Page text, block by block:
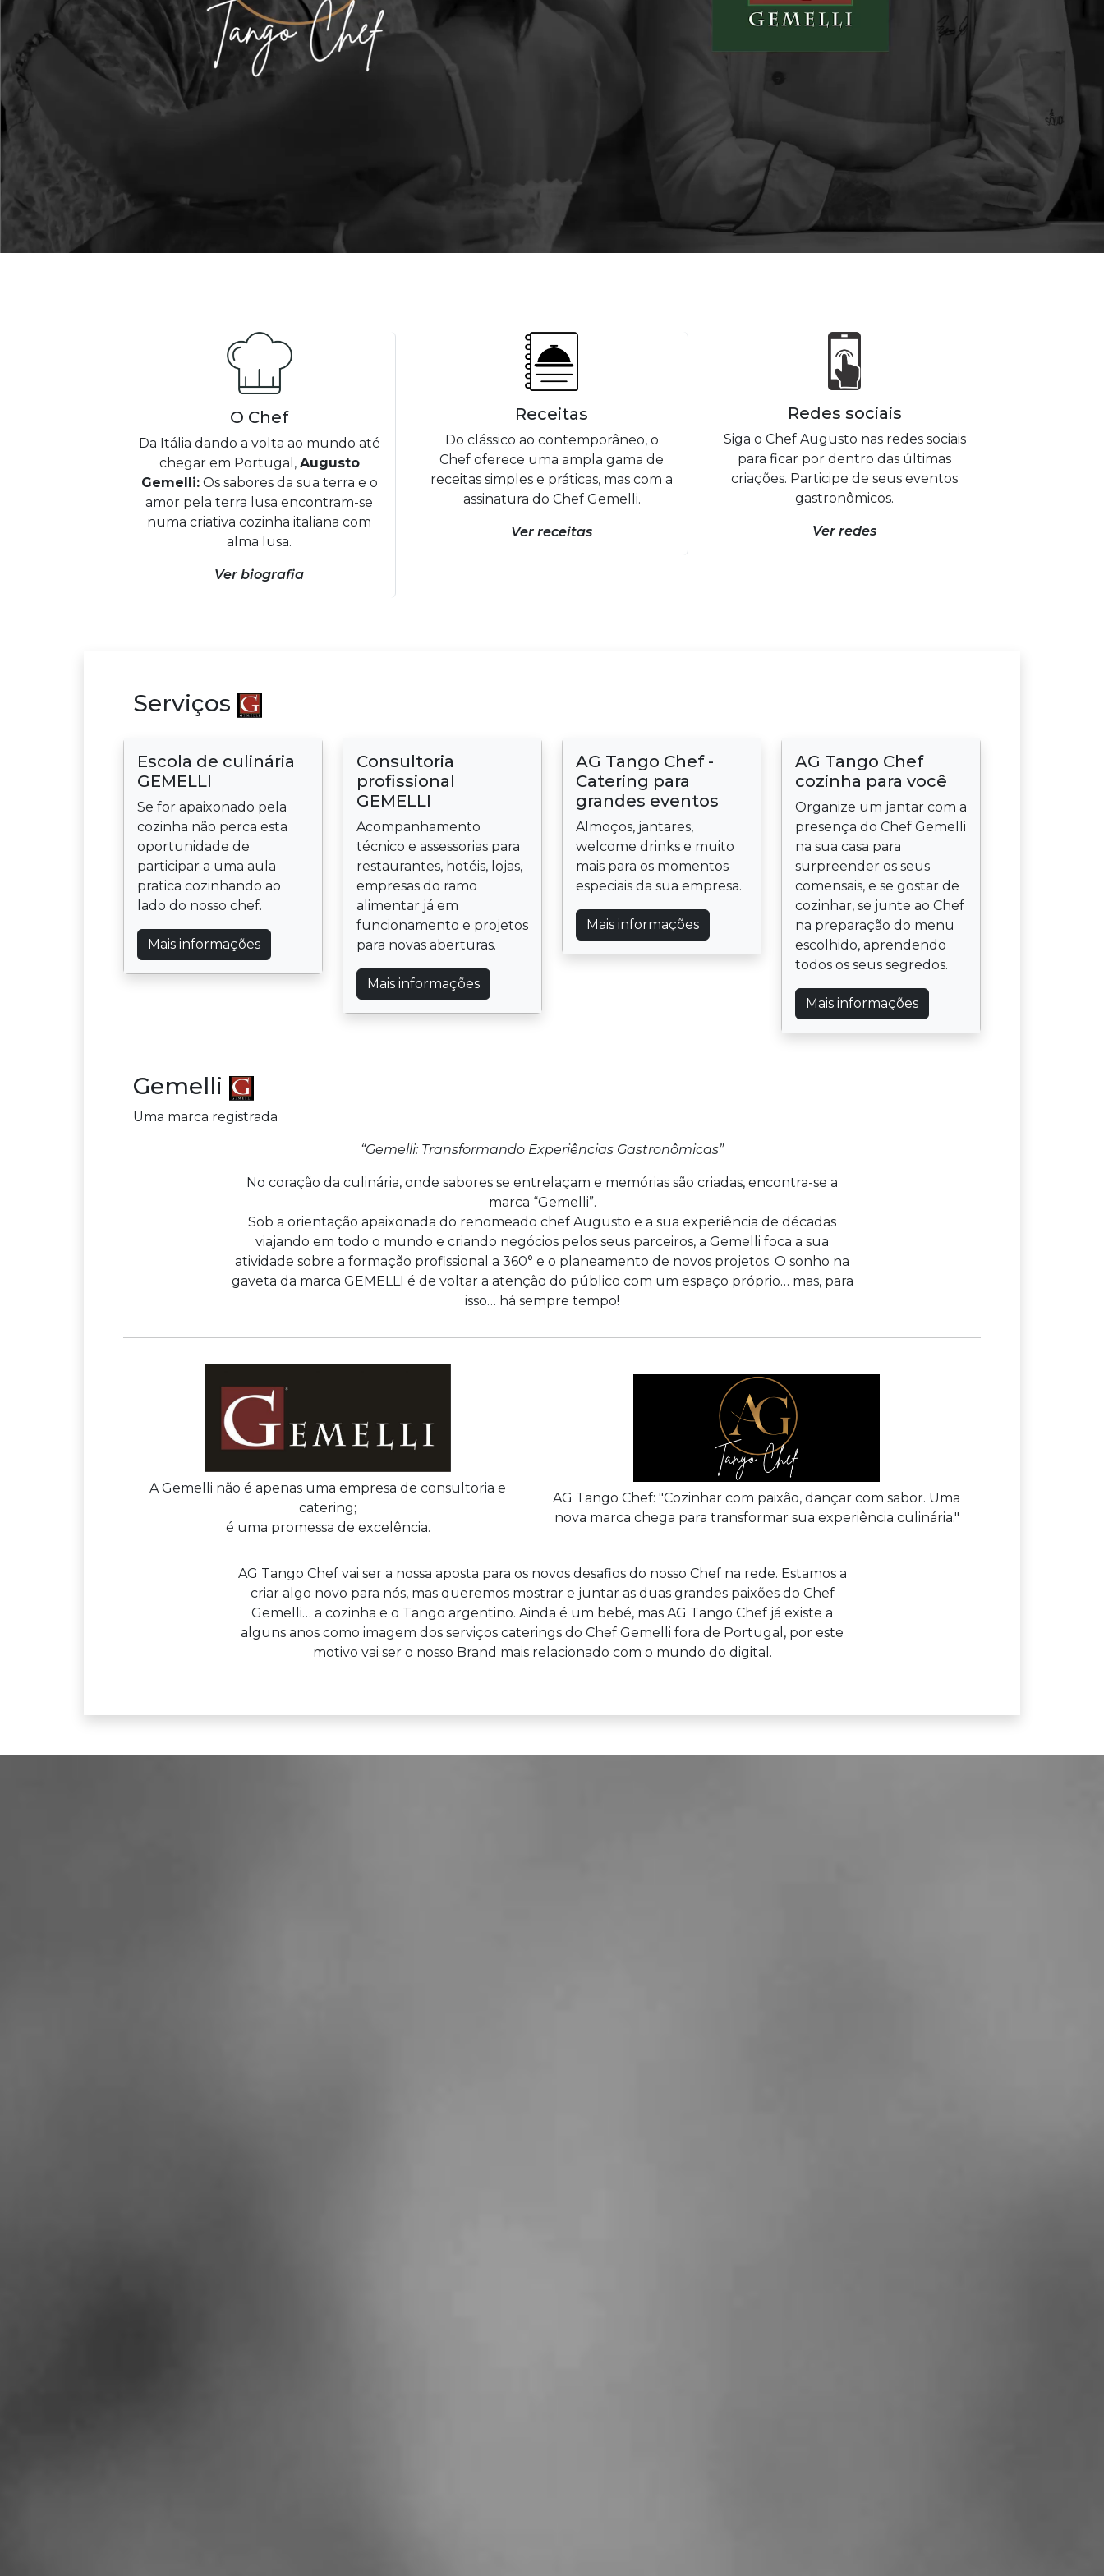
O Chef
Da Itália dando a volta ao mundo até
chegar em Portugal, Augusto
Gemelli:Os sabores da sua terra e o
amor pela terra lusa encontram-se
numa criativa cozinha italiana com
alma lusa.
Ver biografia
Receitas
Do clássico ao contemporâneo, o
Chef oferece uma ampla gama de
receitas simples e práticas, mas com a
assinatura do Chef Gemelli.
Ver receitas
Redes sociais
Siga o Chef Augusto nas redes sociais
para ficar por dentro das últimas
criações. Participe de seus eventos
gastronômicos.
Ver redes
Serviços
Escola de culinária
GEMELLI
Se for apaixonado pela
cozinha não perca esta
oportunidade de
participar a uma aula
pratica cozinhando ao
lado do nosso chef.
Mais informações
Consultoria
profissional
GEMELLI
Acompanhamento
técnico e assessorias para
restaurantes, hotéis, lojas,
empresas do ramo
alimentar já em
funcionamento e projetos
para novas aberturas.
Mais informações
AG Tango Chef -
Catering para
grandes eventos
Almoços, jantares,
welcome drinks e muito
mais para os momentos
especiais da sua empresa.
Mais informações
AG Tango Chef
cozinha para você
Organize um jantar com a
presença do Chef Gemelli
na sua casa para
surpreender os seus
comensais, e se gostar de
cozinhar, se junte ao Chef
na preparação do menu
escolhido, aprendendo
todos os seus segredos.
Mais informações
Gemelli
Uma marca registrada
“Gemelli: Transformando Experiências Gastronômicas”
No coração da culinária, onde sabores se entrelaçam e memórias são criadas, encontra-se a
marca “Gemelli”.
Sob a orientação apaixonada do renomeado chef Augusto e a sua experiência de décadas
viajando em todo o mundo e criando negócios pelos seus parceiros, a Gemelli foca a sua
atividade sobre a formação profissional a 360° e o planeamento de novos projetos. O sonho na
gaveta da marca GEMELLI é de voltar a atenção do público com um espaço próprio… mas, para
isso… há sempre tempo!
A Gemelli não é apenas uma empresa de consultoria e
catering;
é uma promessa de excelência.
AG Tango Chef: "Cozinhar com paixão, dançar com sabor. Uma
nova marca chega para transformar sua experiência culinária."
AG Tango Chef vai ser a nossa aposta para os novos desafios do nosso Chef na rede. Estamos a
criar algo novo para nós, mas queremos mostrar e juntar as duas grandes paixões do Chef
Gemelli… a cozinha e o Tango argentino. Ainda é um bebé, mas AG Tango Chef já existe a
alguns anos como imagem dos serviços caterings do Chef Gemelli fora de Portugal, por este
motivo vai ser o nosso Brand mais relacionado com o mundo do digital.